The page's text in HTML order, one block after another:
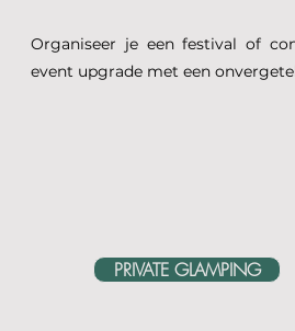
Organiseer je een festival of
event upgrade met een
PRIVATE GLAMPING